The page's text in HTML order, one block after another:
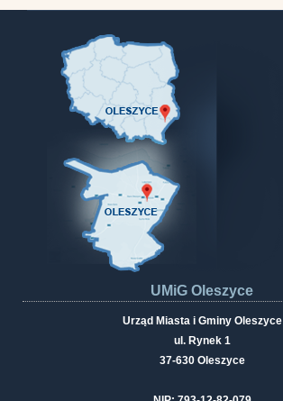
UMiG Oleszyce
Urząd Miasta i Gminy Oleszyce
ul. Rynek 1
37-630 Oleszyce